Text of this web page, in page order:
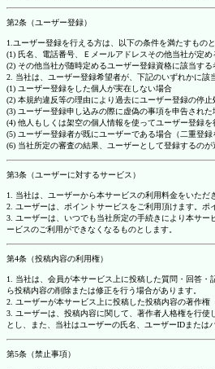
第2条（ユーザー登録）
1.ユーザー登録を行える方は、以下の条件を満たすものと
(1) 氏名、電話番号、Ｅメールアドレスその他当社が定
(2) その他当社が随時定めるユーザー登録資格に該当する
2. 当社は、ユーザー登録希望者が、下記のいずれかに
(1) ユーザー登録をした個人が実在しない場合
(2) 本規約違反等の理由により過去にユーザー登録の停
(3) ユーザー登録申し込みの際に虚偽の事項を申告された
(4) 他人もしくは架空の個人情報を使ってユーザー登録を
(5) ユーザー登録者が既にユーザーである場合（二重登録
(6) 当社所定の審査の結果、ユーザーとして登録するの
第3条（ユーザーに対するサービス）
1. 当社は、ユーザーから本サービスの利用料金をいた
2. ユーザーは、ポイントサービスをご利用頂けます。
3. ユーザーは、いつでも当社所定の手続きにより本サ
ービスのご利用ができなくなるものとします。
第4条（投稿内容の利用権）
1. 当社は、会員が本サービス上に投稿した質問・回答
ら投稿内容の削除または修正を行う場合があります。
2. ユーザーが本サービス上に投稿した投稿内容の著作権
3. ユーザーは、投稿内容に関して、著作者人格権を行
とし、また、当社はユーザーの氏名、ユーザーIDまたは
第5条（禁止事項）